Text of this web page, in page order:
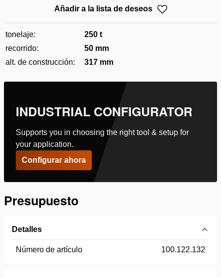
Añadir a la lista de deseos
tonelaje:
250 t
recorrido:
50 mm
alt. de construcción:
317 mm
INDUSTRIAL CONFIGURATOR
Supports you in choosing the right tool & setup for
your application.
Configurar ahora
Presupuesto
Detalles
Número de artículo 100.122.132